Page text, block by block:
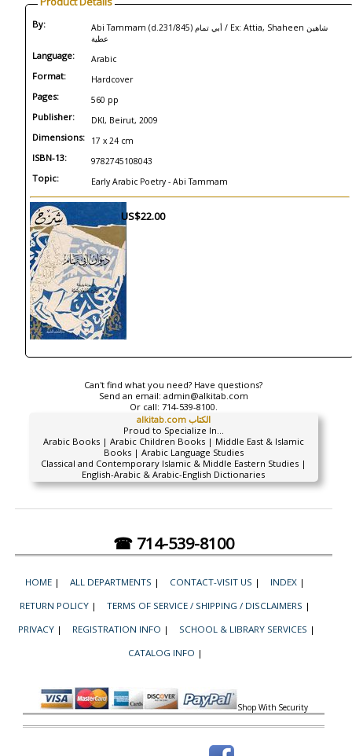
By:
Abi Tammam (d.231/845) أبي تمام / Ex: Attia, Shaheen شاهين
عطية
Language: Arabic
Format: Hardcover
Pages: 560 pp
Publisher: DKI, Beirut, 2009
Dimensions: 17 x 24 cm
ISBN-13: 9782745108043
Topic: Early Arabic Poetry - Abi Tammam
US$22.00
Can't find what you need? Have questions?
Send an email: admin@alkitab.com
Or call: 714-539-8100.
alkitab.com الكتاب
Proud to Specialize In...
Arabic Books | Arabic Children Books | Middle East & Islamic
Books | Arabic Language Studies
Classical and Contemporary Islamic & Middle Eastern Studies |
English-Arabic & Arabic-English Dictionaries
☎ 714-539-8100
HOME | ALL DEPARTMENTS | CONTACT-VISIT US | INDEX |
RETURN POLICY | TERMS OF SERVICE / SHIPPING / DISCLAIMERS |
PRIVACY | REGISTRATION INFO | SCHOOL & LIBRARY SERVICES |
CATALOG INFO |
Shop With Security